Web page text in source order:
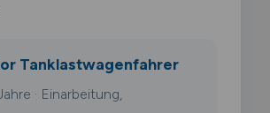
Tanklastwagenfahrer
· Einarbeitung,